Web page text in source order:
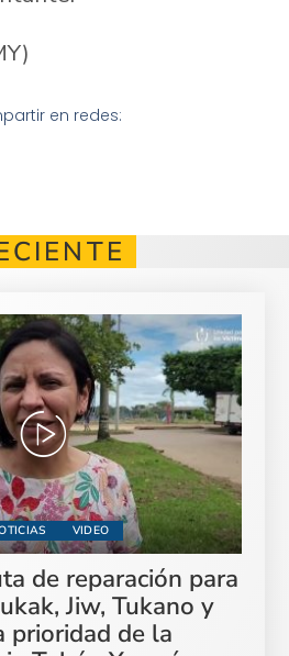
en redes:
VIDEO
de reparación para
Jiw, Tukano y
prioridad de la